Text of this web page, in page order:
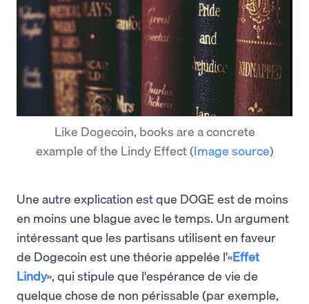
Like Dogecoin, books are a concrete
example of the Lindy Effect(Image source)
Une autre explication est que DOGE est de moins
en moins une blague avec le temps. Un argument
intéressant que les partisans utilisent en faveur
de Dogecoin est une théorie appelée l'«Effet
Lindy», qui stipule que l'espérance de vie de
quelque chose de non périssable (par exemple,